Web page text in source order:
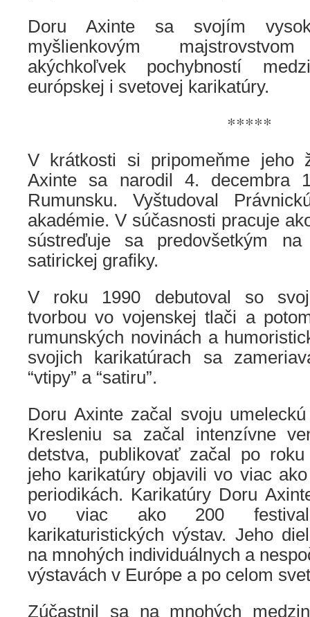
Doru Axinte sa svojím
myšlienkovým
akýchkoľvek pochybností
európskej i svetovej karikatúry.
*****
V krátkosti si pripomeňme jeho
Axinte sa narodil 4. decembra
Rumunsku. Vyštudoval
akadémie. V súčasnosti pracuje
sústreďuje sa predovšetkým
satirickej grafiky.
V roku 1990 debutoval so
tvorbou vo vojenskej tlači a
rumunských novinách a
svojich karikatúrach sa
“vtipy” a “satiru”.
Doru Axinte začal svoju
Kresleniu sa začal intenzívne
detstva, publikovať začal po
jeho karikatúry objavili vo viac
periodikách. Karikatúry Doru
vo viac ako 200
karikaturistických výstav. Jeho
na mnohých individuálnych a
výstavách v Európe a po celom
Zúčastnil sa na mnohých